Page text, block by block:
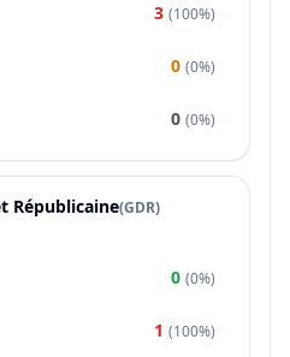
3 (100%)
0 (0%)
0 (0%)
Républicaine(GDR)
0 (0%)
1 (100%)